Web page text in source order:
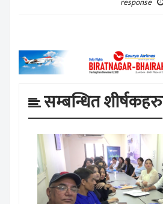
सम्बन्धित शीर्षकहरु